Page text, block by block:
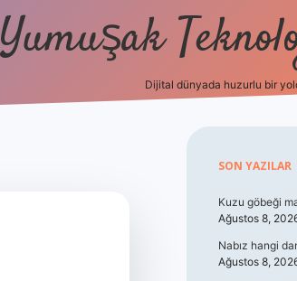
Yumuşak
Dijital dünyada huzurlu bir
SON YAZILAR
Kuzu göbeği
Ağustos 8,
Nabız hangi
Ağustos 8,